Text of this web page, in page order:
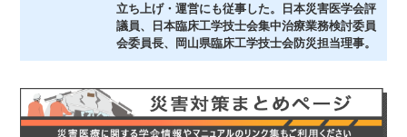
立ち上げ・運営にも従事した。日本災害医学会評
議員、日本臨床工学技士会集中治療業務検討委員
会委員長、岡山県臨床工学技士会防災担当理事。